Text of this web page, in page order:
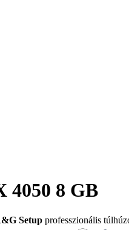
4050 8 GB
Setup professzionális